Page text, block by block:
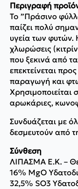
Περιγραφή
To ”Πράσινο
παίζει πολύ
υγεία των φυτών.
χλωρώσεις
που ξεκινά από
επεκτείνεται
παραγωγή και
Χρησιμοποιείται
αρωκάριες,
Συνδυάζεται με
δεσμευτούν από
Σύνθεση
ΛΙΠΑΣΜΑ Ε.Κ. –
16% MgO
32,5% SO3